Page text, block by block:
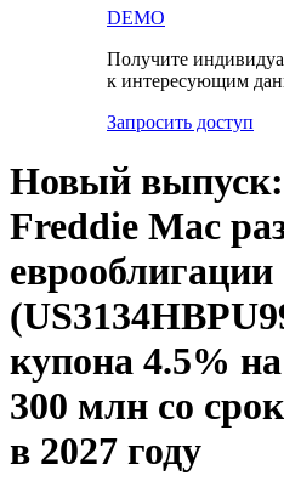
DEMO
Получите
к интересующим
Запросить доступ
Новый
Freddie Mac
еврооблигации
купона 4.5%
300 млн со
в 2027 году